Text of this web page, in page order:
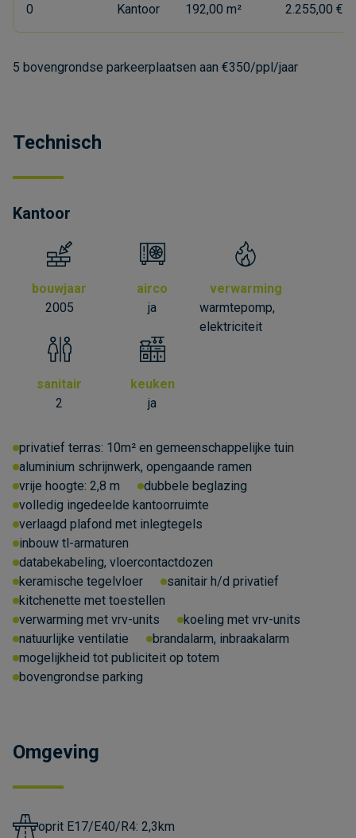
0 Kantoor 192,00 m² 2.255,00 €/
5 bovengrondse parkeerplaatsen aan €350/ppl/jaar
Technisch
Kantoor
bouwjaar
2005
airco
ja
verwarming
warmtepomp,
elektriciteit
sanitair
2
keuken
ja
privatief terras: 10m² en gemeenschappelijke tuin
aluminium schrijnwerk, opengaande ramen
vrije hoogte: 2,8 m
dubbele beglazing
volledig ingedeelde kantoorruimte
verlaagd plafond met inlegtegels
inbouw tl-armaturen
databekabeling, vloercontactdozen
keramische tegelvloer
sanitair h/d privatief
kitchenette met toestellen
verwarming met vrv-units
koeling met vrv-units
natuurlijke ventilatie
brandalarm, inbraakalarm
mogelijkheid tot publiciteit op totem
bovengrondse parking
Omgeving
oprit E17/E40/R4: 2,3km